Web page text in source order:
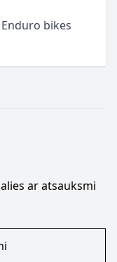
bikes
ar atsauksmi